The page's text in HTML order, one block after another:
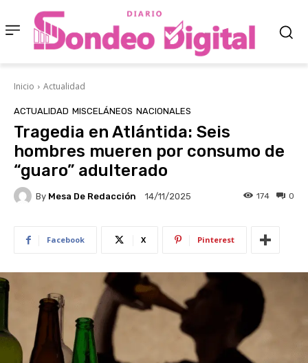
Inicio Actualidad
ACTUALIDAD MISCELÁNEOS NACIONALES
Tragedia en Atlántida: Seis
hombres mueren por consumo de
“guaro” adulterado
By Mesa De Redacción 14/11/2025 0
174
Facebook X Pinterest